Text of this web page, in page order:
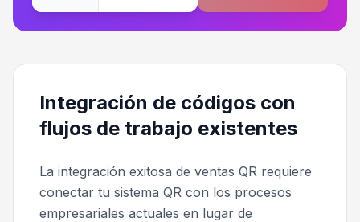
Integración de códigos con
flujos de trabajo existentes
La integración exitosa de ventas QR requiere
conectar tu sistema QR con los procesos
empresariales actuales en lugar de